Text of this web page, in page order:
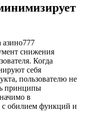
азино777
снижения
Когда
себя
пользователю не
принципы
в
обилием функций и